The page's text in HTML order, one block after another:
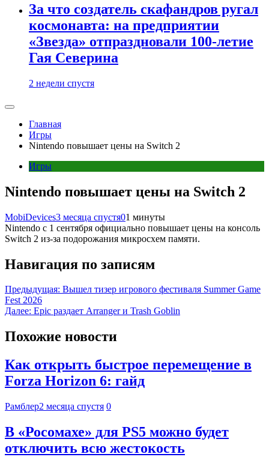
За что создатель скафандров ругал
космонавта: на предприятии
«Звезда» отпраздновали 100-летие
Гая Северина
2 недели спустя
Главная
Игры
Nintendo повышает цены на Switch 2
Игры
Nintendo повышает цены на Switch 2
MobiDevices3 месяца спустя01 минуты
Nintendo с 1 сентября официально повышает цены на консоль
Switch 2 из-за подорожания микросхем памяти.
Навигация по записям
Предыдущая: Вышел тизер игрового фестиваля Summer Game
Fest 2026
Далее: Epic раздает Arranger и Trash Goblin
Похожие новости
Как открыть быстрое перемещение в
Forza Horizon 6: гайд
Рамблер2 месяца спустя 0
В «Росомахе» для PS5 можно будет
отключить всю жестокость